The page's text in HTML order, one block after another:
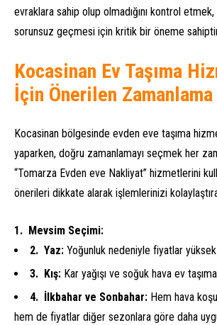
evraklara sahip olup olmadığını kontrol
sorunsuz geçmesi için kritik bir öneme
Kocasinan Ev Taşıma
İçin Önerilen Zamanlama
Kocasinan bölgesinde evden eve taşıma
yaparken, doğru zamanlamayı seçmek her
“Tomarza Evden eve Nakliyat” hizmetlerini
önerileri dikkate alarak işlemlerinizi
Mevsim Seçimi:
Yaz: Yoğunluk nedeniyle fiyatlar
Kış: Kar yağışı ve soğuk hava ev
İlkbahar ve Sonbahar: Hem hava
hem de fiyatlar diğer sezonlara göre daha